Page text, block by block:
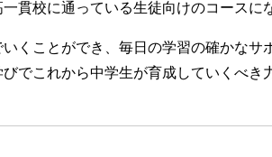
貫校に通っている生徒向けのコースに
くことができ、毎日の学習の確かなサ
でこれから中学生が育成していくべき